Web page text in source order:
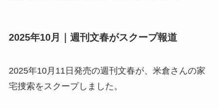
2025年10月｜週刊文春がスクープ報道
2025年10月11日発売の週刊文春が、米倉さんの家
宅捜索をスクープしました。